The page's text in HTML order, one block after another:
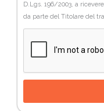
D.Lgs. 196/2003, a
da parte del Titolare del